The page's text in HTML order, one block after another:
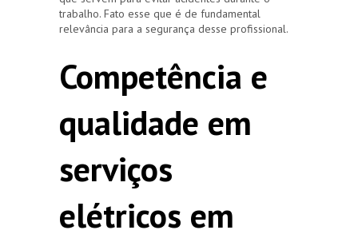
trabalho. Fato esse que é de fundamental
relevância para a segurança desse profissional.
Competência e
qualidade em
serviços
elétricos em